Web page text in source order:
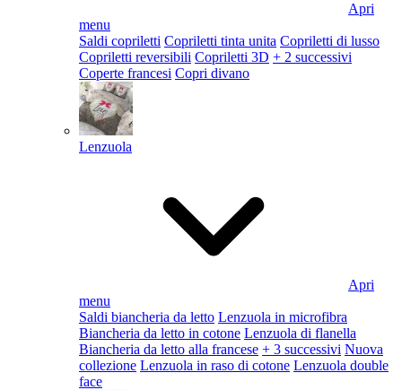
Apri
menu
Saldi copriletti Copriletti tinta unita Copriletti di lusso
Copriletti reversibili Copriletti 3D + 2 successivi
Coperte francesi Copri divano
Lenzuola
Apri
menu
Saldi biancheria da letto Lenzuola in microfibra
Biancheria da letto in cotone Lenzuola di flanella
Biancheria da letto alla francese + 3 successivi Nuova
collezione Lenzuola in raso di cotone Lenzuola double
face